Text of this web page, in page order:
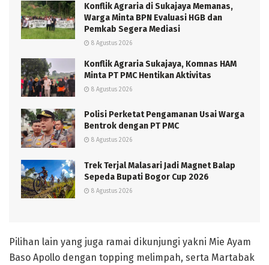
Konflik Agraria di Sukajaya Memanas,
Warga Minta BPN Evaluasi HGB dan
Pemkab Segera Mediasi
8 Agustus 2026
Konflik Agraria Sukajaya, Komnas HAM
Minta PT PMC Hentikan Aktivitas
8 Agustus 2026
Polisi Perketat Pengamanan Usai Warga
Bentrok dengan PT PMC
8 Agustus 2026
Trek Terjal Malasari Jadi Magnet Balap
Sepeda Bupati Bogor Cup 2026
8 Agustus 2026
Pilihan lain yang juga ramai dikunjungi yakni Mie Ayam
Baso Apollo dengan topping melimpah, serta Martabak